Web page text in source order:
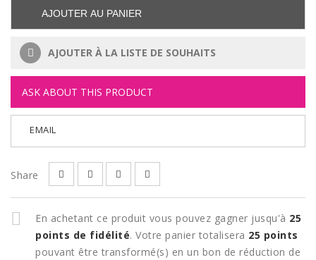
AJOUTER AU PANIER
AJOUTER À LA LISTE DE SOUHAITS
ASK ABOUT THIS PRODUCT
EMAIL
Share
En achetant ce produit vous pouvez gagner jusqu'à 25
points de fidélité. Votre panier totalisera 25 points
pouvant être transformé(s) en un bon de réduction de